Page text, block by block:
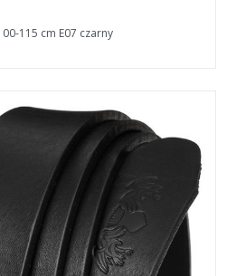
115 cm E07 czarny